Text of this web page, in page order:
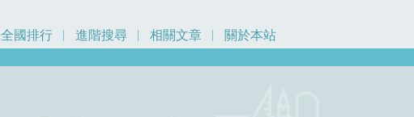
全國排行 進階搜尋 相關文章 關於本站